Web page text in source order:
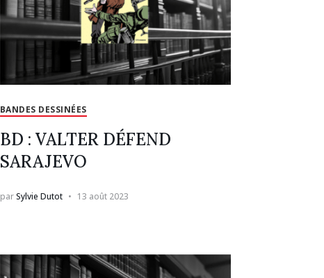
BANDES DESSINÉES
BD : VALTER DÉFEND
SARAJEVO
parSylvie Dutot 13 août 2023